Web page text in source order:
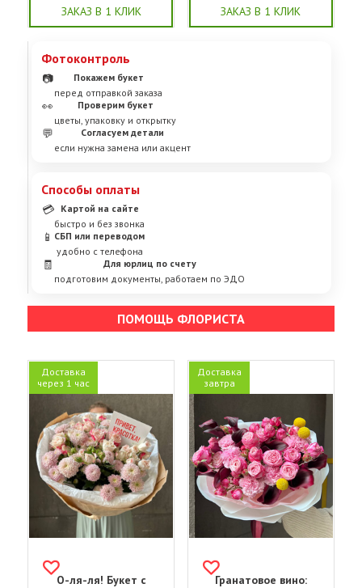
ЗАКАЗ В 1 КЛИК ЗАКАЗ В 1 КЛИК
Фотоконтроль
📷
Покажем букет
перед отправкой заказа
👀
Проверим букет
цветы, упаковку и открытку
💬
Согласуем детали
если нужна замена или акцент
Способы оплаты
💳
Картой на сайте
быстро и без звонка
📱 СБП или переводом
удобно с телефона
🧾
Для юрлиц по счету
подготовим документы, работаем по ЭДО
ПОМОЩЬ ФЛОРИСТА
Доставка
через 1 час
О-ля-ля! Букет с
Доставка
завтра
Гранатовое вино: